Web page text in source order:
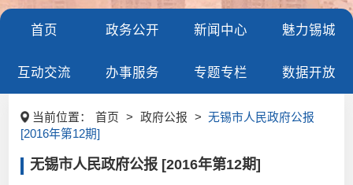
首页 政务公开 新闻中心 魅力锡城
互动交流 办事服务 专题专栏 数据开放
当前位置： 首页 > 政府公报 > 无锡市人民政府公报
[2016年第12期]
无锡市人民政府公报 [2016年第12期]